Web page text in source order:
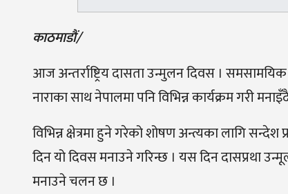
काठमाडौं/
आज अन्तर्राष्ट्रिय दासता उन्मुलन दिवस ।
नाराका साथ नेपालमा पनि विभिन्न कार्यक्रम गरी
विभिन्न क्षेत्रमा हुने गरेको शोषण अन्त्यका लागि
दिन यो दिवस मनाउने गरिन्छ । यस दिन दासप्रथा
मनाउने चलन छ ।